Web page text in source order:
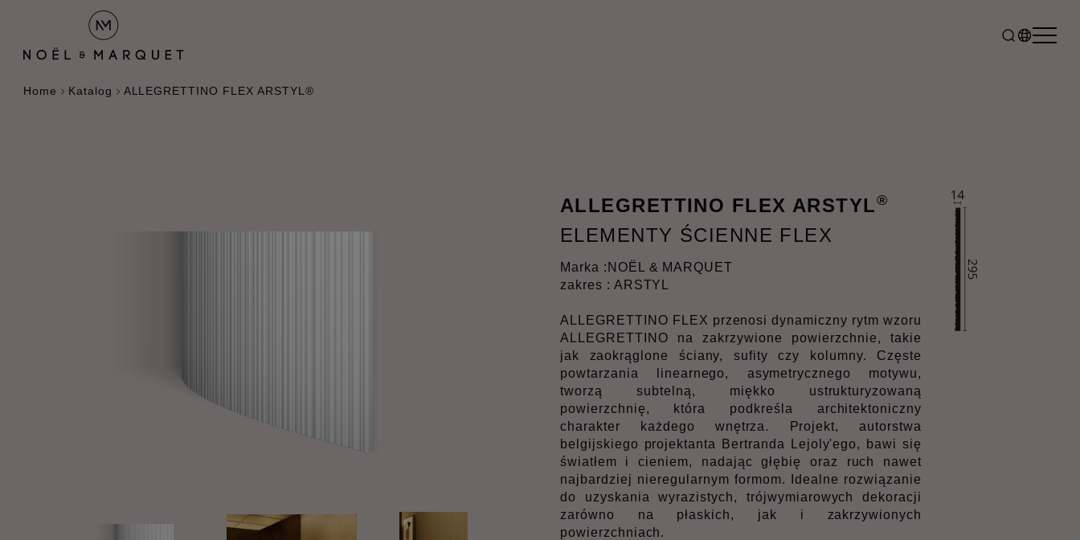
Home Katalog ALLEGRETTINO FLEX ARSTYL®
ALLEGRETTINO FLEX ARSTYL®
ELEMENTY ŚCIENNE FLEX
Marka : NOËL & MARQUET
zakres : ARSTYL
ALLEGRETTINO FLEX przenosi dynamiczny rytm wzoru
ALLEGRETTINO na zakrzywione powierzchnie, takie
jak zaokrąglone ściany, sufity czy kolumny. Częste
powtarzania linearnego, asymetrycznego motywu,
tworzą subtelną, miękko ustrukturyzowaną
powierzchnię, która podkreśla architektoniczny
charakter każdego wnętrza. Projekt, autorstwa
belgijskiego projektanta Bertranda Lejoly'ego, bawi się
światłem i cieniem, nadając głębię oraz ruch nawet
najbardziej nieregularnym formom. Idealne rozwiązanie
do uzyskania wyrazistych, trójwymiarowych dekoracji
zarówno na płaskich, jak i zakrzywionych
powierzchniach.